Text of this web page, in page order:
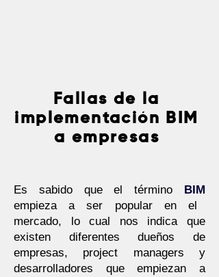
Fallas de la
implementación BIM
a empresas
Es sabido que el término BIM
empieza a ser popular en el
mercado, lo cual nos indica que
existen diferentes dueños de
empresas, project managers y
desarrolladores que empiezan a